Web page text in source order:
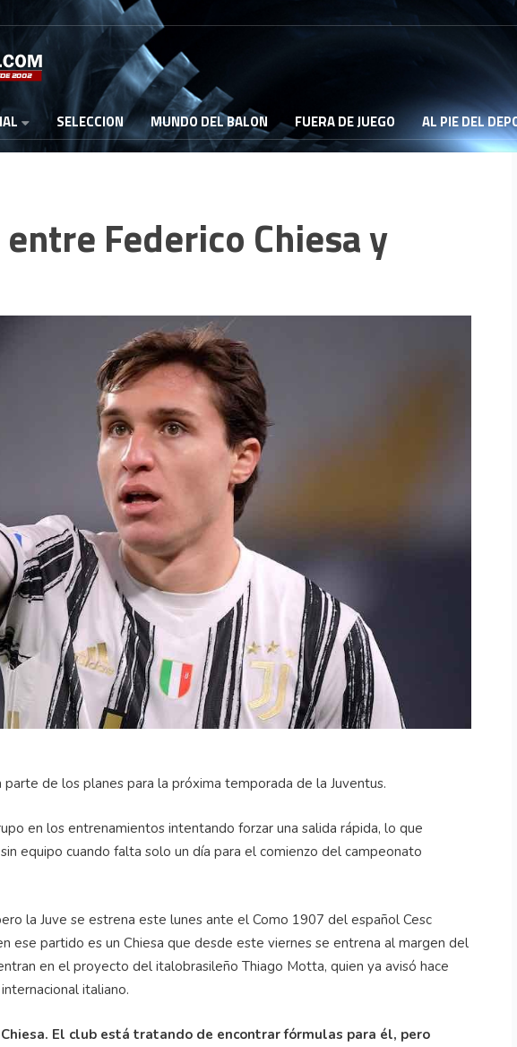
SELECCION MUNDO DEL BALON FUERA DE JUEGO AL PIE DEL
Federico Chiesa y
de los planes para la próxima temporada de la Juventus.
en los entrenamientos intentando forzar una salida rápida, lo que
equipo cuando falta solo un día para el comienzo del campeonato
la Juve se estrena este lunes ante el Como 1907 del español Cesc
ese partido es un Chiesa que desde este viernes se entrena al margen del
en el proyecto del italobrasileño Thiago Motta, quien ya avisó hace
italiano.
El club está tratando de encontrar fórmulas para él, pero